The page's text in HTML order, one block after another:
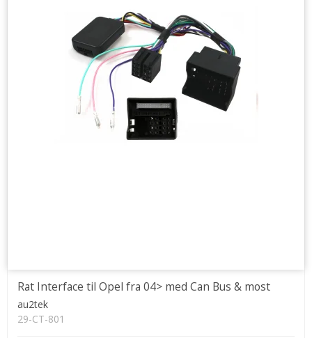
Rat Interface til Opel fra 04> med Can Bus & most
au2tek
29-CT-801